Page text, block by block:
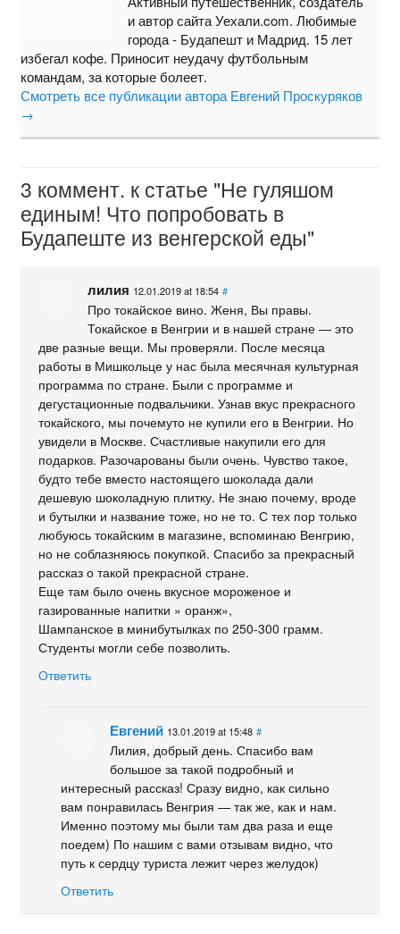
и автор сайта Уехали.com. Любимые
города - Будапешт и Мадрид. 15 лет
избегал кофе. Приносит неудачу футбольным
командам, за которые болеет.
Смотреть все публикации автора Евгений Проскуряков
→
3 коммент. к статье "Не гуляшом
единым! Что попробовать в
Будапеште из венгерской еды"
лилия 12.01.2019 at 18:54 #
Про токайское вино. Женя, Вы правы.
Токайское в Венгрии и в нашей стране — это
две разные вещи. Мы проверяли. После месяца
работы в Мишкольце у нас была месячная культурная
программа по стране. Были с программе и
дегустационные подвальчики. Узнав вкус прекрасного
токайского, мы почемуто не купили его в Венгрии. Но
увидели в Москве. Счастливые накупили его для
подарков. Разочарованы были очень. Чувство такое,
будто тебе вместо настоящего шоколада дали
дешевую шоколадную плитку. Не знаю почему, вроде
и бутылки и название тоже, но не то. С тех пор только
любуюсь токайским в магазине, вспоминаю Венгрию,
но не соблазняюсь покупкой. Спасибо за прекрасный
рассказ о такой прекрасной стране.
Еще там было очень вкусное мороженое и
газированные напитки » оранж»,
Шампанское в минибутылках по 250-300 грамм.
Студенты могли себе позволить.
Ответить
Евгений 13.01.2019 at 15:48 #
Лилия, добрый день. Спасибо вам
большое за такой подробный и
интересный рассказ! Сразу видно, как сильно
вам понравилась Венгрия — так же, как и нам.
Именно поэтому мы были там два раза и еще
поедем) По нашим с вами отзывам видно, что
путь к сердцу туриста лежит через желудок)
Ответить